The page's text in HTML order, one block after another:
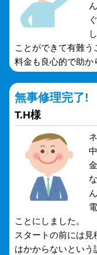
ことができて有難う
料金も良心的で助か
無事修理完了!
T.H様
ことにしました。
スタートの前には
はかからないという